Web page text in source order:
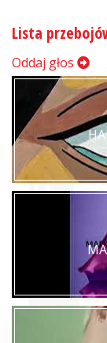
Lista
Oddaj głos